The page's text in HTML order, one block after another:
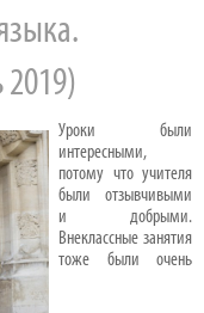
Уроки были
интересными,
потому что учителя
были отзывчивыми
и добрыми.
Внеклассные занятия
тоже были очень